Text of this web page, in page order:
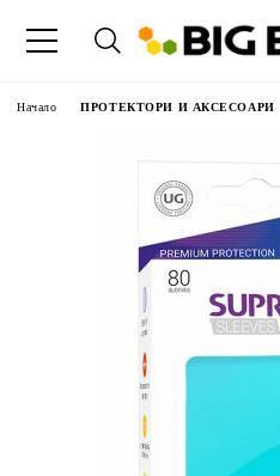
Начало ПРОТЕКТОРИ И АКСЕСОАРИ